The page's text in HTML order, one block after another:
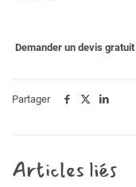
Demander un devis gratuit
Partager
Articles liés